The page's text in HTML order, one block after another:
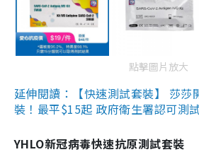
點擊圖片放大
延伸閱讀：【快速測試套裝】 莎莎
裝！最平$15起 政府衛生署認可測
YHLO新冠病毒快速抗原測試套裝